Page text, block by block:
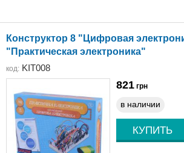
Конструктор 8 "Цифровая
"Практическая электроника"
код: KIT008
821 грн
в наличии